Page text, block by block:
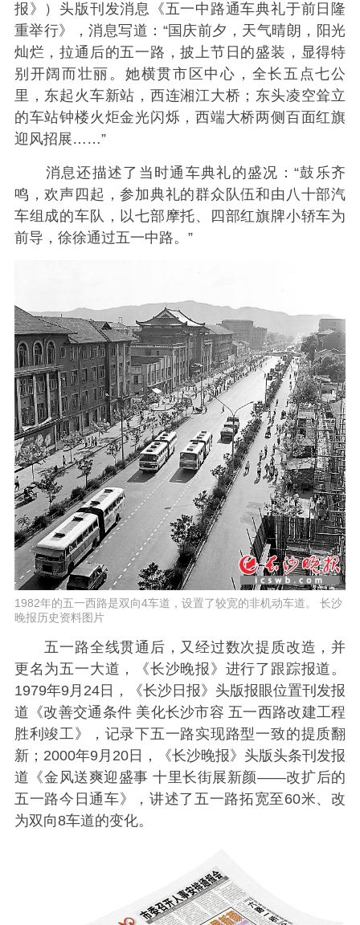
报》）头版刊发消息《五一中路通车典礼于前日隆
重举行》，消息写道：“国庆前夕，天气晴朗，阳光
灿烂，拉通后的五一路，披上节日的盛装，显得特
别开阔而壮丽。她横贯市区中心，全长五点七公
里，东起火车新站，西连湘江大桥；东头凌空耸立
的车站钟楼火炬金光闪烁，西端大桥两侧百面红旗
迎风招展……”
消息还描述了当时通车典礼的盛况：“鼓乐齐
鸣，欢声四起，参加典礼的群众队伍和由八十部汽
车组成的车队，以七部摩托、四部红旗牌小轿车为
前导，徐徐通过五一中路。”
1982年的五一西路是双向4车道，设置了较宽的非机动车道。 长沙
晚报历史资料图片
五一路全线贯通后，又经过数次提质改造，并
更名为五一大道，《长沙晚报》进行了跟踪报道。
1979年9月24日，《长沙日报》头版报眼位置刊发报
道《改善交通条件 美化长沙市容 五一西路改建工程
胜利竣工》，记录下五一路实现路型一致的提质翻
新；2000年9月20日，《长沙晚报》头版头条刊发报
道《金风送爽迎盛事 十里长街展新颜——改扩后的
五一路今日通车》，讲述了五一路拓宽至60米、改
为双向8车道的变化。